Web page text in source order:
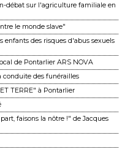
débat sur l'agriculture familiale en
le monde slave"
enfants des risques d'abus sexuels
de Pontarlier ARS NOVA
conduite des funérailles
TERRE" à Pontarlier
faisons la nôtre !" de Jacques